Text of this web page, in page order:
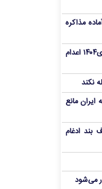
مذاکره
«مهدی خانکی» از تروریست‌های کودتای دی۱۴۰۴ اعدام
نکند
ایران مانع
بند ادغام
می‌شود